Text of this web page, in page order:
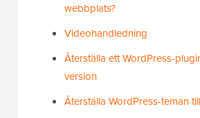
webbplats?
Videohandledning
Återställa ett WordPress-
version
Återställa WordPress-teman